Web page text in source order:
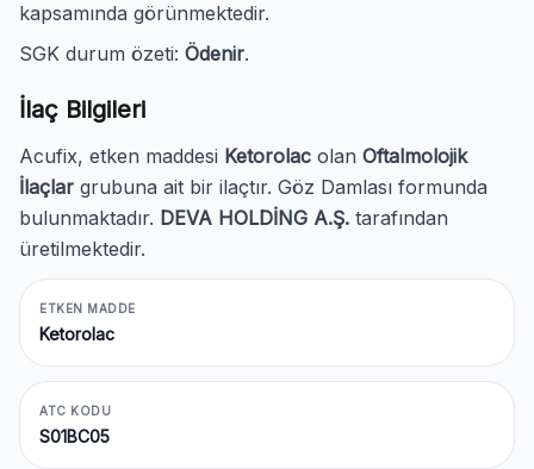
kapsamında görünmektedir.
SGK durum özeti: Ödenir.
İlaç Bilgileri
Acufix, etken maddesi Ketorolac olan Oftalmolojik
İlaçlar grubuna ait bir ilaçtır. Göz Damlası formunda
bulunmaktadır. DEVA HOLDİNG A.Ş. tarafından
üretilmektedir.
ETKEN MADDE
Ketorolac
ATC KODU
S01BC05